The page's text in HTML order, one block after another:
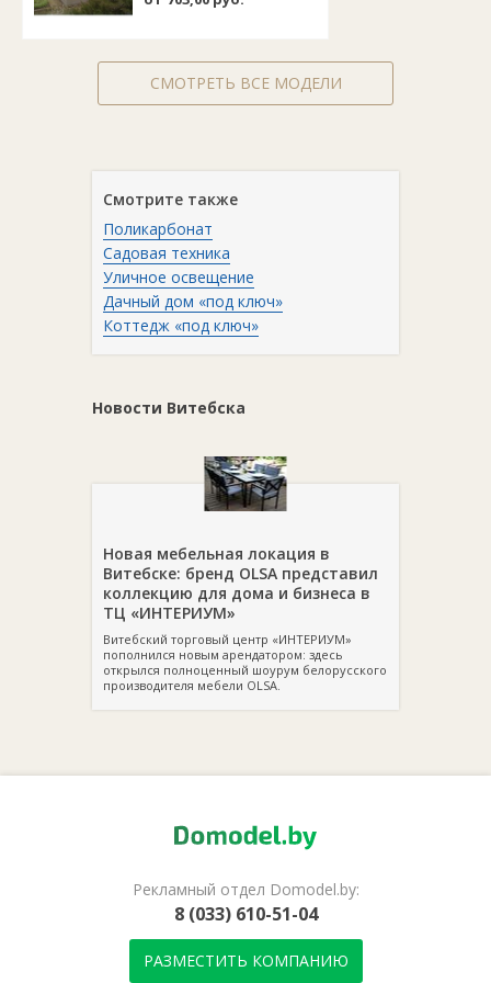
СМОТРЕТЬ ВСЕ МОДЕЛИ
Смотрите также
Поликарбонат
Садовая техника
Уличное освещение
Дачный дом «под ключ»
Коттедж «под ключ»
Новости Витебска
Новая мебельная локация в
Витебске: бренд OLSA представил
коллекцию для дома и бизнеса в
ТЦ «ИНТЕРИУМ»
Витебский торговый центр «ИНТЕРИУМ»
пополнился новым арендатором: здесь
открылся полноценный шоурум белорусского
производителя мебели OLSA.
Рекламный отдел Domodel.by:
8 (033) 610-51-04
РАЗМЕСТИТЬ КОМПАНИЮ